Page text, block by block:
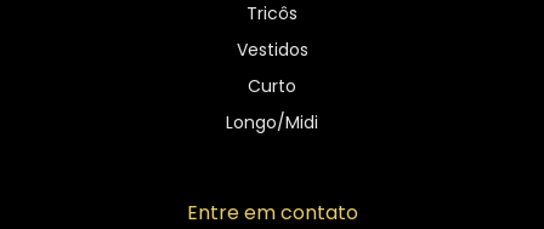
Tricôs
Vestidos
Curto
Longo/Midi
Entre em contato